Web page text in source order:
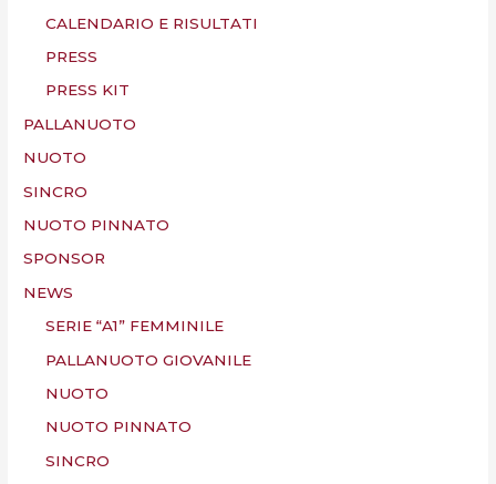
CALENDARIO E RISULTATI
PRESS
PRESS KIT
PALLANUOTO
NUOTO
SINCRO
NUOTO PINNATO
SPONSOR
NEWS
SERIE “A1” FEMMINILE
PALLANUOTO GIOVANILE
NUOTO
NUOTO PINNATO
SINCRO